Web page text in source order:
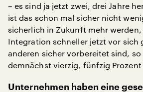
– es sind ja jetzt zwei, drei Jahre
ist das schon mal sicher nicht
sicherlich in Zukunft mehr werden,
Integration schneller jetzt vor sich
anderen sicher vorbereitet sind, so
demnächst vierzig, fünfzig
Unternehmen haben eine